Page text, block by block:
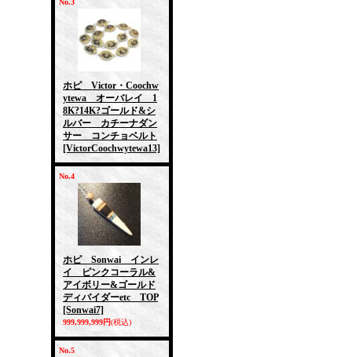
No.3
ホピ Victor・Coochw
ytewa オーバレイ 1
8K?14K?ゴールド&シ
ルバー カチーナダン
サー コンチョベルト
[VictorCoochwytewa13]
No.4
ホピ Sonwai インレ
イ ピンクコーラル&
アイボリー&ゴールド
ディバイダーetc TOP
[Sonwai7]
999,999,999円(税込)
No.5